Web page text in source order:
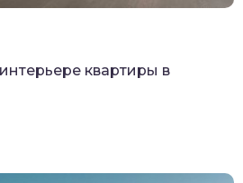
квартиры в